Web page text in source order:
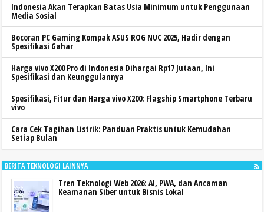
Indonesia Akan Terapkan Batas Usia Minimum untuk Penggunaan
Media Sosial
Bocoran PC Gaming Kompak ASUS ROG NUC 2025, Hadir dengan
Spesifikasi Gahar
Harga vivo X200 Pro di Indonesia Dihargai Rp17 Jutaan, Ini
Spesifikasi dan Keunggulannya
Spesifikasi, Fitur dan Harga vivo X200: Flagship Smartphone Terbaru
vivo
Cara Cek Tagihan Listrik: Panduan Praktis untuk Kemudahan
Setiap Bulan
BERITA TEKNOLOGI LAINNYA
Tren Teknologi Web 2026: AI, PWA, dan Ancaman
Keamanan Siber untuk Bisnis Lokal